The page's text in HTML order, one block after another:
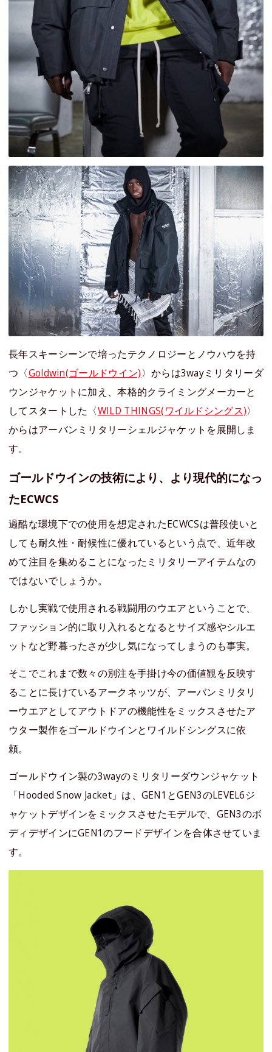
長年スキーシーンで培ったテクノロジーとノウハウを持
つ〈Goldwin(ゴールドウイン)〉からは3wayミリタリーダ
ウンジャケットに加え、本格的クライミングメーカーと
してスタートした〈WILD THINGS(ワイルドシングス)〉
からはアーバンミリタリーシェルジャケットを展開しま
す。
ゴールドウインの技術により、より現代的になっ
たECWCS
過酷な環境下での使用を想定されたECWCSは普段使いと
しても耐久性・耐候性に優れているという点で、近年改
めて注目を集めることになったミリタリーアイテムなの
ではないでしょうか。
しかし実戦で使用される戦闘用のウエアということで、
ファッション的に取り入れるとなるとサイズ感やシルエ
ットなど野暮ったさが少し気になってしまうのも事実。
そこでこれまで数々の別注を手掛け今の価値観を反映す
ることに長けているアークネッツが、アーバンミリタリ
ーウエアとしてアウトドアの機能性をミックスさせたア
ウター製作をゴールドウインとワイルドシングスに依
頼。
ゴールドウイン製の3wayのミリタリーダウンジャケット
「Hooded Snow Jacket」は、GEN1とGEN3のLEVEL6ジ
ャケットデザインをミックスさせたモデルで、GEN3のボ
ディデザインにGEN1のフードデザインを合体させていま
す。